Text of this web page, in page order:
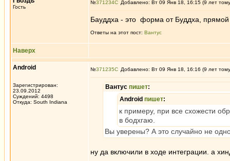
Гость
№371234 Добавлено: Вт 09 Янв 18, 16:15 (9 лет
Бауддха - это форма от Буддха, прямой
Ответы на этот пост: Вантус
Наверх
Android
Зарегистрирован:
23.09.2012
Суждений: 4498
Откуда: South Indiana
№371235 Добавлено: Вт 09 Янв 18, 16:16 (9 лет
Вантус пишет:
Android пишет:
к примеру, при все схожести
в бодхгаю.
Вы уверены? А это случайно не
ну да включили в ходе интеграции. а